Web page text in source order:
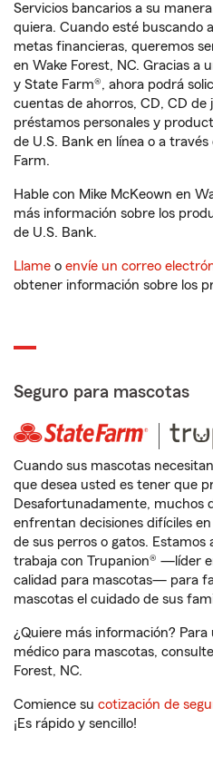
Servicios bancarios a su
quiera. Cuando esté buscando
metas financieras, queremos
en Wake Forest, NC. Gracias a
y State Farm®, ahora podrá
cuentas de ahorros, CD, CD
préstamos personales y
de U.S. Bank en línea o a
Farm.
Hable con Mike McKeown en
más información sobre los
de U.S. Bank.
Llame o envíe un correo
obtener información sobre los
Seguro para mascotas
Cuando sus mascotas
que desea usted es tener que
Desafortunadamente, muchos
enfrentan decisiones difíciles
de sus perros o gatos.
trabaja con Trupanion® —líder
calidad para mascotas— para
mascotas el cuidado de sus
¿Quiere más información?
médico para mascotas,
Forest, NC.
Comience su cotización de
¡Es rápido y sencillo!